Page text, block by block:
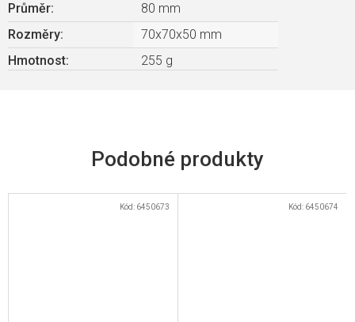
Průměr:
80 mm
Rozměry:
70x70x50 mm
Hmotnost: 255 g
Kód: 6450673 Kód: 6450674